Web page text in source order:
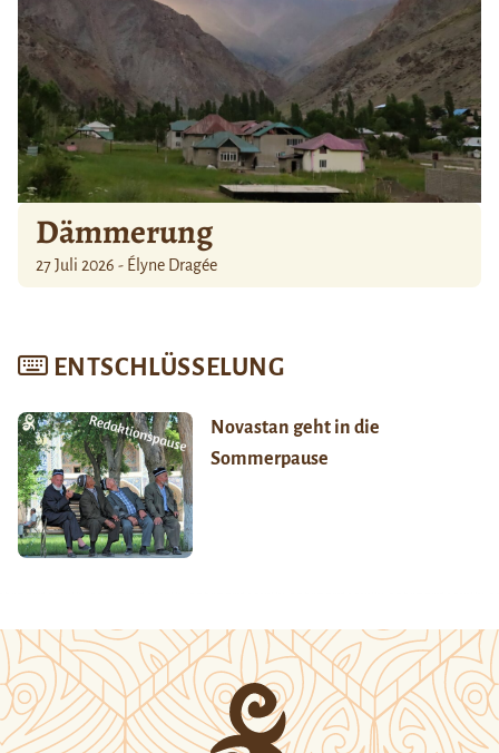
Dämmerung
27 Juli 2026 - Élyne Dragée
ENTSCHLÜSSELUNG
Novastan geht in die
Sommerpause